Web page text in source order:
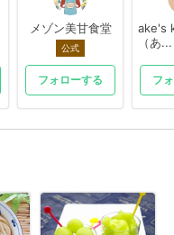
メゾン美甘食堂
公式
フォローする
ake's
（あ...
フ